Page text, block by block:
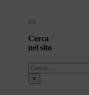
Cerca
nel sito
Cerca
×